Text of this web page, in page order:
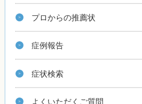
プロからの推薦状
症例報告
症状検索
よくいただくご質問